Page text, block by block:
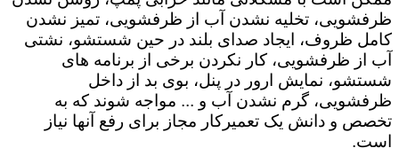
ظرفشویی، تخلیه نشدن آب از ظرفشویی، تمیز نشدن
کامل ظروف، ایجاد صدای بلند در حین شستشو، نشتی
آب از ظرفشویی، کار نکردن برخی از برنامه های
شستشو، نمایش ارور در پنل، بوی بد از داخل
ظرفشویی، گرم نشدن آب و ... مواجه شوند که به
تخصص و دانش یک تعمیرکار مجاز برای رفع آنها نیاز
است.